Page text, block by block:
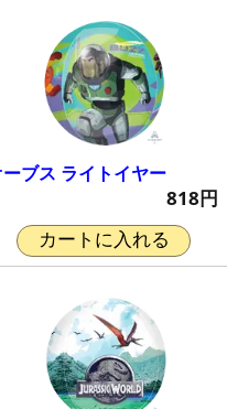
ブス ライトイヤー
818円
カートに入れる